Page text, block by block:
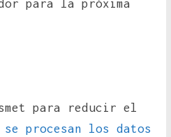
para la próxima
para reducir el
se procesan los datos